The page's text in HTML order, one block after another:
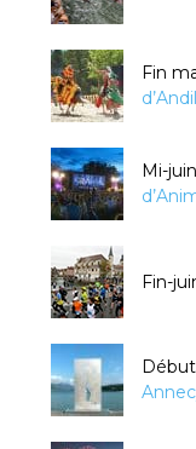
Fin
Mi-
Fin-